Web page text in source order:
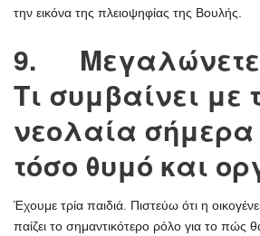
την εικόνα της πλειοψηφίας της Βουλής.
9. Μεγαλώνετε
Τι συμβαίνει με
νεολαία σήμερα
τόσο θυμό και
Έχουμε τρία παιδιά. Πιστεύω ότι η
παίζει το σημαντικότερο ρόλο για το πώς